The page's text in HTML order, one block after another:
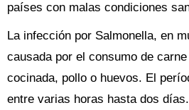
países con malas condiciones
La infección por Salmonella, en
causada por el consumo de
cocinada, pollo o huevos. El
entre varias horas hasta dos